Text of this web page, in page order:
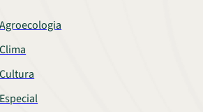
Agroecologia
Clima
Cultura
Especial